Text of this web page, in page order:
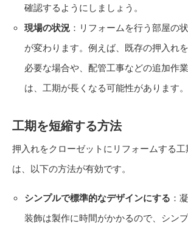
確認するようにしましょう。
現場の状況：リフォームを行う部屋の
が変わります。例えば、既存の押入れ
必要な場合や、配管工事などの追加作
は、工期が長くなる可能性があります。
工期を短縮する方法
押入れをクローゼットにリフォームする
は、以下の方法が有効です。
シンプルで標準的なデザインにする ：
装飾は製作に時間がかかるので、シン